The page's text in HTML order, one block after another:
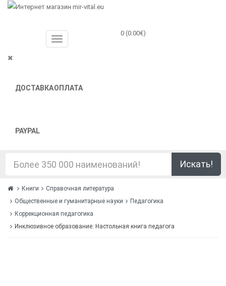
ДОСТАВКАОПЛАТА
PAYPAL
0 (0.00€)
Искать!
Книги
Справочная литература
Общественные и гуманитарные науки
Педагогика
Коррекционная педагогика
Инклюзивное образование: Настольная книга педагога